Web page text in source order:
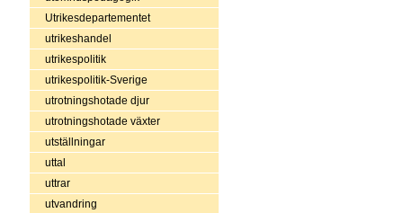
Utrikesdepartementet
utrikeshandel
utrikespolitik
utrikespolitik-Sverige
utrotningshotade djur
utrotningshotade växter
utställningar
uttal
uttrar
utvandring